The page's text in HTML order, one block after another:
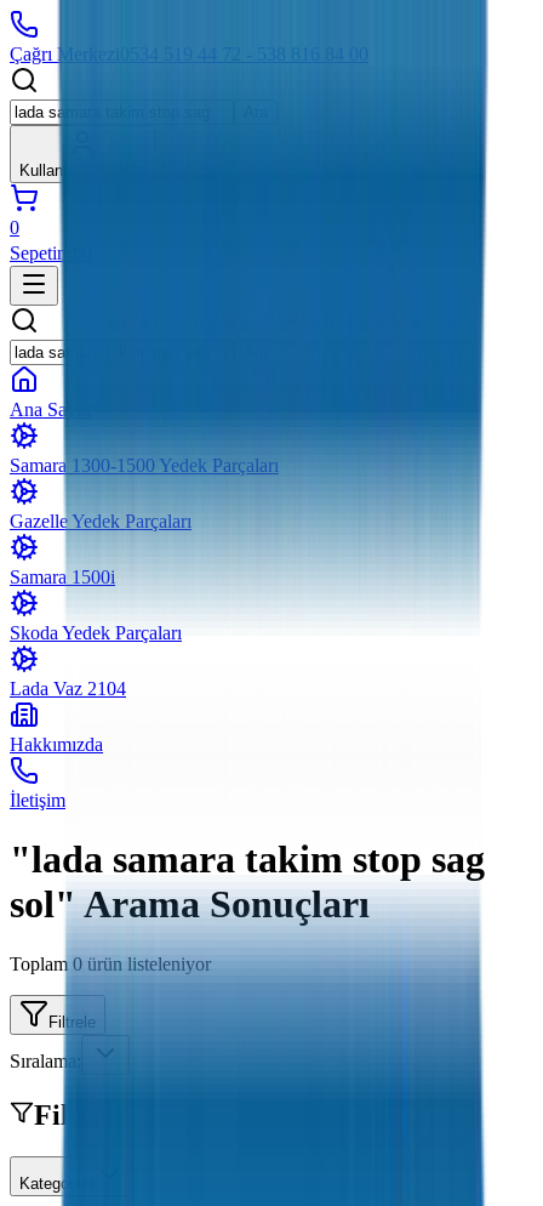
Çağrı Merkezi
Kullanıcı
0
Sepetim
Ana Sayfa
Samara 1300-1500 Yedek Parçaları
Gazelle Yedek Parçaları
Samara 1500i
Skoda Yedek Parçaları
Lada Vaz 2104
Hakkımızda
İletişim
"lada samara takim stop sag
sol" Arama Sonuçları
Toplam 0 ürün listeleniyor
Filtrele
Sıralama:
Filtreler
Kategoriler